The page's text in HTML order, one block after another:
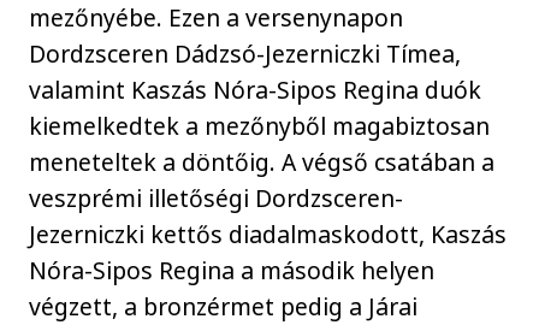
mezőnyébe. Ezen a versenynapon
Dordzsceren Dádzsó-Jezerniczki Tímea,
valamint Kaszás Nóra-Sipos Regina duók
kiemelkedtek a mezőnyből magabiztosan
meneteltek a döntőig. A végső csatában a
veszprémi illetőségi Dordzsceren-
Jezerniczki kettős diadalmaskodott, Kaszás
Nóra-Sipos Regina a második helyen
végzett, a bronzérmet pedig a Járai